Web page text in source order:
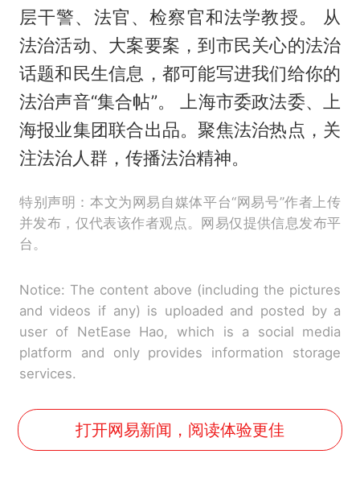
层干警、法官、检察官和法学教授。 从
法治活动、大案要案，到市民关心的法治
话题和民生信息，都可能写进我们给你的
法治声音“集合帖”。 上海市委政法委、上
海报业集团联合出品。聚焦法治热点，关
注法治人群，传播法治精神。
特别声明：本文为网易自媒体平台“网易号”作者上传
并发布，仅代表该作者观点。网易仅提供信息发布平
台。
Notice: The content above (including the pictures
and videos if any) is uploaded and posted by a
user of NetEase Hao, which is a social media
platform and only provides information storage
services.
打开网易新闻，阅读体验更佳